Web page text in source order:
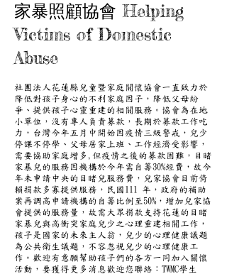
家暴照顧協會 Helping
Victims of Domestic
Abuse
社團法人花蓮縣兒童暨家庭關懷協會一直致力於
降低對孩子身心的不利家庭因子，降低父母紛
爭、提供孩子心靈重建的相關服務。協會為在地
小單位，沒有專人負責募款，長期於募款工作吃
力，台灣今年五月中開始因疫情三級警戒，兒少
停課不停學、父母居家上班、工作經濟受影響，
需要協助家庭增多,但疫情之後的募款困難，目睹
家暴兒的服務因機構於今年需自籌30%經費，故今
年未申請中央的目睹兒服務費，兒家協會目前倚
賴捐款多寡提供服務，民國111 年，政府的補助
案再調高申請機構的自籌比例至50%，增加兒家協
會提供的服務量，故需大眾捐款支持花蓮的目睹
家暴兒與高衝突家庭兒少之心理重建相關工作，
孩子是國家的未來主人翁，兒少的心理健康議題
為公共衛生議題，不容忽視兒少的心理健康工
作。歡迎有意願幫助孩子們的各方一同加入關懷
活動，要獲得更多消息歡迎您聯絡：TWMC學生